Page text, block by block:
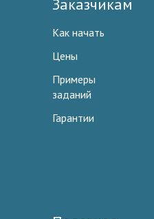
Заказчикам
Как начать
Цены
Примеры
заданий
Гарантии